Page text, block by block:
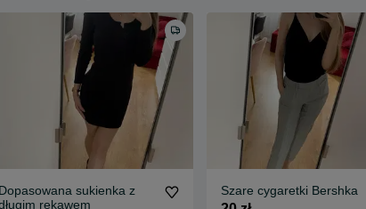
Dopasowana sukienka z
rękawem
Szare cygaretki Bershka